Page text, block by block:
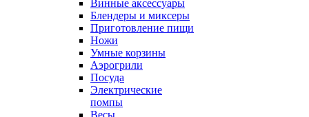
Винные аксессуары
Блендеры и миксеры
Приготовление пищи
Ножи
Умные корзины
Аэрогрили
Посуда
Электрические
помпы
Весы